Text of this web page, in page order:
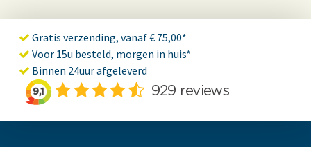
Gratis verzending, vanaf € 75,00*
Voor 15u besteld, morgen in huis*
Binnen 24uur afgeleverd